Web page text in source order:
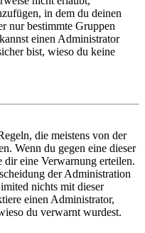
in dem du deinen
nur bestimmte Gruppen
einen Administrator
bist, wieso du keine
die meistens von der
Wenn du gegen eine dieser
dir eine Verwarnung erteilen.
der Administration
nichts mit dieser
einen Administrator,
du verwarnt wurdest.